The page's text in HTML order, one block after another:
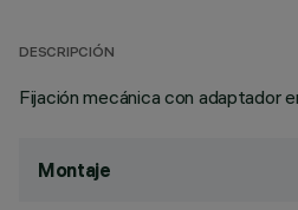
DESCRIPCIÓN
Fijación mecánica con adaptador
Montaje